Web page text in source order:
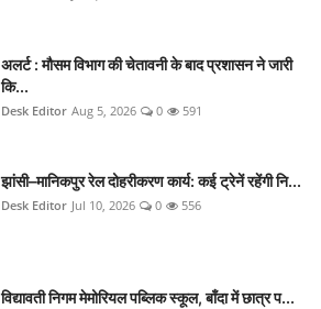
अलर्ट : मौसम विभाग की चेतावनी के बाद प्रशासन ने जारी
कि...
Desk Editor Aug 5, 2026 0 591
झांसी–मानिकपुर रेल दोहरीकरण कार्य: कई ट्रेनें रहेंगी नि...
Desk Editor Jul 10, 2026 0 556
विद्यावती निगम मेमोरियल पब्लिक स्कूल, बाँदा में छात्र प...